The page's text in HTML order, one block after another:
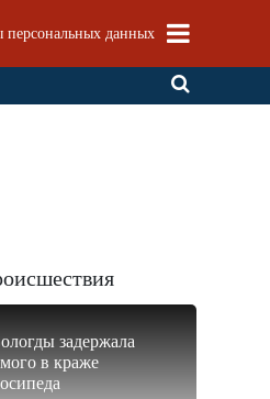
персональных данных
задержала
в краже